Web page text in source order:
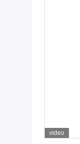
video